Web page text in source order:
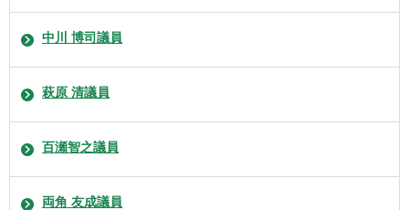
中川 博司議員
萩原 清議員
百瀬智之議員
両角 友成議員